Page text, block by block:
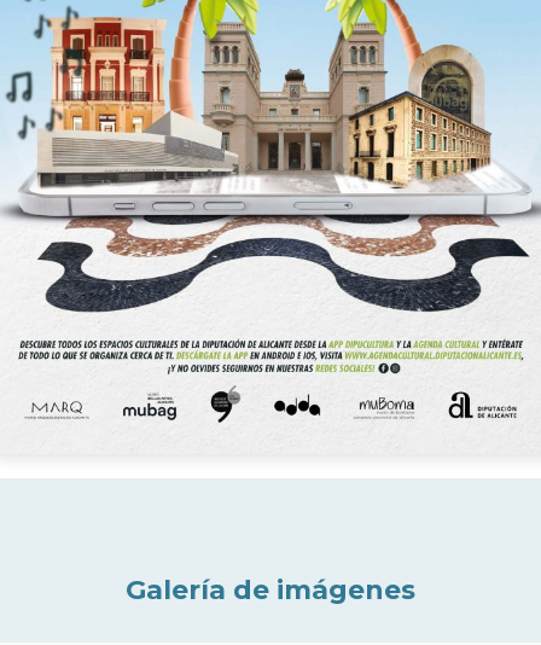
Galería de imágenes